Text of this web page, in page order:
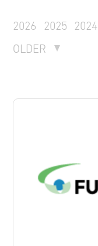
2026 2025 2024
OLDER